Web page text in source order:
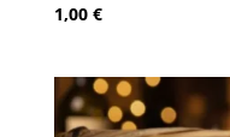
1,00 €